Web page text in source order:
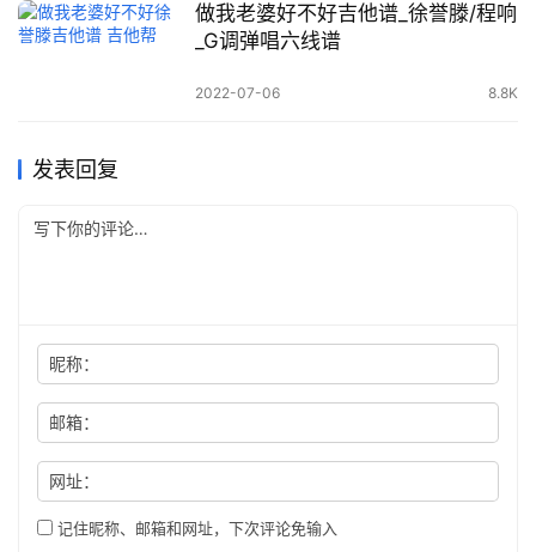
做我老婆好不好吉他谱_徐誉滕/程响
_G调弹唱六线谱
2022-07-06 8.8K
发表回复
昵称：
邮箱：
网址：
记住昵称、邮箱和网址，下次评论免输入